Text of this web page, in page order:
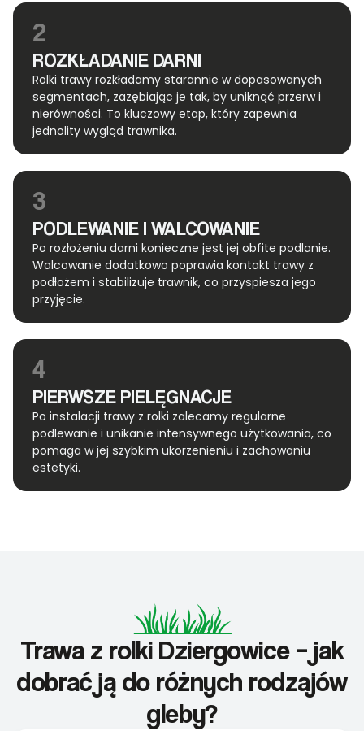
2
ROZKŁADANIE DARNI
Rolki trawy rozkładamy starannie w dopasowanych
segmentach, zazębiając je tak, by uniknąć przerw i
nierówności. To kluczowy etap, który zapewnia
jednolity wygląd trawnika.
3
PODLEWANIE I WALCOWANIE
Po rozłożeniu darni konieczne jest jej obfite podlanie.
Walcowanie dodatkowo poprawia kontakt trawy z
podłożem i stabilizuje trawnik, co przyspiesza jego
przyjęcie.
4
PIERWSZE PIELĘGNACJE
Po instalacji trawy z rolki zalecamy regularne
podlewanie i unikanie intensywnego użytkowania, co
pomaga w jej szybkim ukorzenieniu i zachowaniu
estetyki.
Trawa z rolki Dziergowice – jak
dobrać ją do różnych rodzajów
gleby?